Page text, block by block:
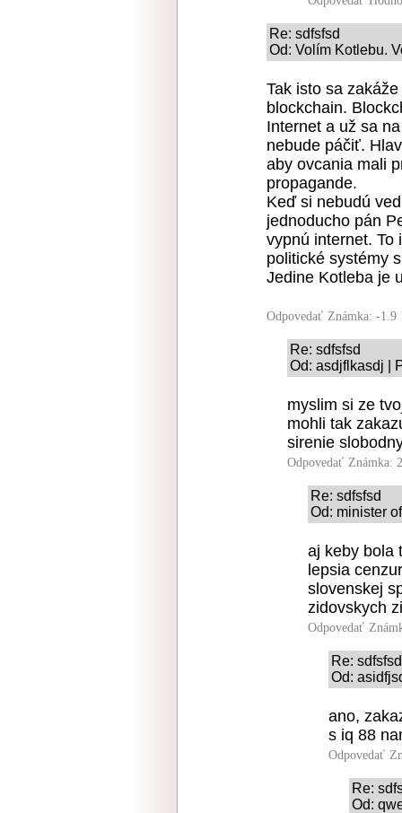
Re: sdfsfsd
Od: Volím Kotlebu.
Tak isto sa
blockchain.
Internet a už sa
nebude páčiť.
aby ovcania mali
propagande.
Keď si nebudú
jednoducho pán
vypnú internet. To
politické systémy
Jedine Kotleba je
Odpovedať Známka: -1.9
Re: sdfsfsd
Od: asdjflkasdj |
myslim si ze
mohli tak
sirenie
Odpovedať Známka:
Re: sdfsfsd
Od: minister
aj keby bola
lepsia
slovenskej
zidovskych
Odpovedať
Re: sdfsfsd
Od:
ano,
s iq 88
Odpovedať
Re:
Od: